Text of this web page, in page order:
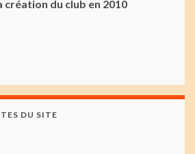
création du club en 2010
DU SITE